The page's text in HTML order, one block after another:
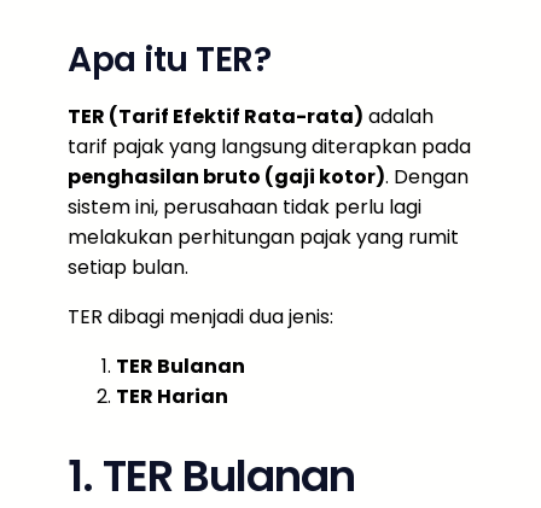
Apa itu TER?
TER (Tarif Efektif Rata-rata) adalah
tarif pajak yang langsung diterapkan pada
penghasilan bruto (gaji kotor). Dengan
sistem ini, perusahaan tidak perlu lagi
melakukan perhitungan pajak yang rumit
setiap bulan.
TER dibagi menjadi dua jenis:
TER Bulanan
TER Harian
1. TER Bulanan